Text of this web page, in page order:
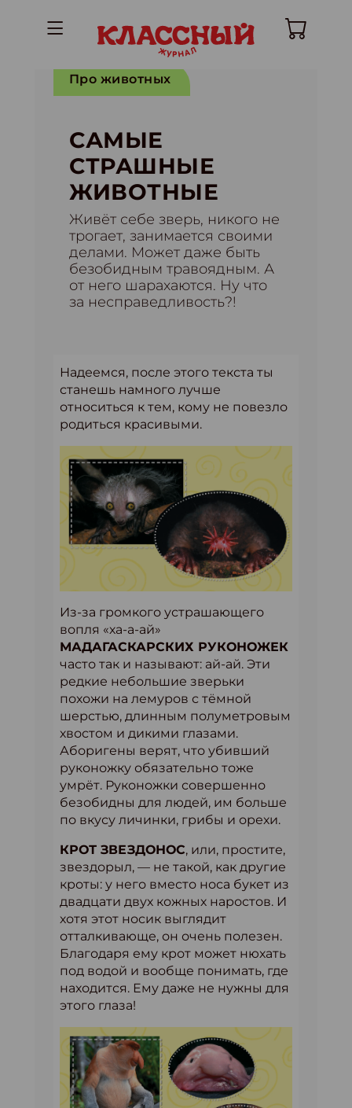
Про животных
САМЫЕ
СТРАШНЫЕ
ЖИВОТНЫЕ
Живёт себе зверь, никого не
трогает, занимается своими
делами. Может даже быть
безобидным травоядным. А
от него шарахаются. Ну что
за несправедливость?!
Надеемся, после этого текста ты
станешь намного лучше
относиться к тем, кому не повезло
родиться красивыми.
Из-за громкого устрашающего
вопля «ха-а-ай»
МАДАГАСКАРСКИХ РУКОНОЖЕК
часто так и называют: ай-ай. Эти
редкие небольшие зверьки
похожи на лемуров с тёмной
шерстью, длинным полуметровым
хвостом и дикими глазами.
Аборигены верят, что убивший
руконожку обязательно тоже
умрёт. Руконожки совершенно
безобидны для людей, им больше
по вкусу личинки, грибы и орехи.
КРОТ ЗВЕЗДОНОС, или, простите,
звездорыл, — не такой, как другие
кроты: у него вместо носа букет из
двадцати двух кожных наростов. И
хотя этот носик выглядит
отталкивающе, он очень полезен.
Благодаря ему крот может нюхать
под водой и вообще понимать, где
находится. Ему даже не нужны для
этого глаза!